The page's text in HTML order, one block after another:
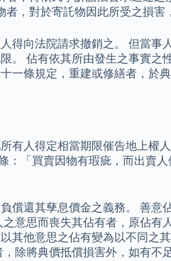
，對於寄託物因此所受之損害
得向法院請求撤銷之。 但當
。 佔有依其所由發生之事實
一條規定，重建或修繕者，於
有人得定相當期限催告地上
：「買賣因物有瑕疵，而出賣
償還其孳息價金之義務。 善
意思而喪失其佔有者，原佔有
其他意思之佔有變為以不同
除將典價抵償損害外，如有不